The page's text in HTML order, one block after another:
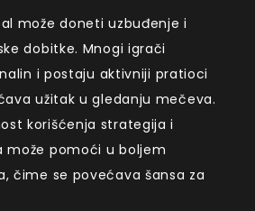
može doneti uzbuđenje i
dobitke. Mnogi igrači
i postaju aktivniji pratioci
užitak u gledanju mečeva.
korišćenja strategija i
može pomoći u boljem
čime se povećava šansa za